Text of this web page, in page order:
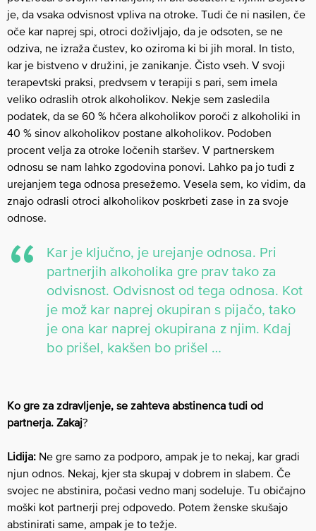
je, da vsaka odvisnost vpliva na otroke. Tudi če ni nasilen, če
oče kar naprej spi, otroci doživljajo, da je odsoten, se ne
odziva, ne izraža čustev, ko oziroma ki bi jih moral. In tisto,
kar je bistveno v družini, je zanikanje. Čisto vseh. V svoji
terapevtski praksi, predvsem v terapiji s pari, sem imela
veliko odraslih otrok alkoholikov. Nekje sem zasledila
podatek, da se 60 % hčera alkoholikov poroči z alkoholiki in
40 % sinov alkoholikov postane alkoholikov. Podoben
procent velja za otroke ločenih staršev. V partnerskem
odnosu se nam lahko zgodovina ponovi. Lahko pa jo tudi z
urejanjem tega odnosa presežemo. Vesela sem, ko vidim, da
znajo odrasli otroci alkoholikov poskrbeti zase in za svoje
odnose.
Kar je ključno, je urejanje odnosa. Pri
partnerjih alkoholika gre prav tako za
odvisnost. Odvisnost od tega odnosa. Kot
je mož kar naprej okupiran s pijačo, tako
je ona kar naprej okupirana z njim. Kdaj
bo prišel, kakšen bo prišel …
Ko gre za zdravljenje, se zahteva abstinenca tudi od
partnerja. Zakaj?
Lidija: Ne gre samo za podporo, ampak je to nekaj, kar gradi
njun odnos. Nekaj, kjer sta skupaj v dobrem in slabem. Če
svojec ne abstinira, počasi vedno manj sodeluje. Tu običajno
moški kot partnerji prej odpovedo. Potem ženske skušajo
abstinirati same, ampak je to težje.